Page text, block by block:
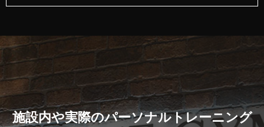
施設内や実際のパーソナルトレーニング